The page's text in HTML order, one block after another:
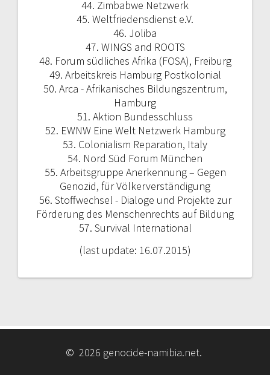
44. Zimbabwe Netzwerk
45. Weltfriedensdienst e.V.
46. Joliba
47. WINGS and ROOTS
48. Forum südliches Afrika (FOSA), Freiburg
49. Arbeitskreis Hamburg Postkolonial
50. Arca - Afrikanisches Bildungszentrum,
Hamburg
51. Aktion Bundesschluss
52. EWNW Eine Welt Netzwerk Hamburg
53. Colonialism Reparation, Italy
54. Nord Süd Forum München
55. Arbeitsgruppe Anerkennung – Gegen
Genozid, für Völkerverständigung
56. Stoffwechsel - Dialoge und Projekte zur
Förderung des Menschenrechts auf Bildung
57. Survival International
(last update: 16.07.2015)
© 2026 genocide-namibia.net.